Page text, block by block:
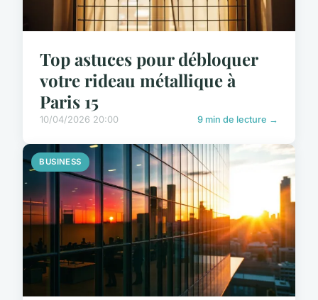
Top astuces pour débloquer
votre rideau métallique à
Paris 15
10/04/2026 20:00 9 min de lecture →
BUSINESS